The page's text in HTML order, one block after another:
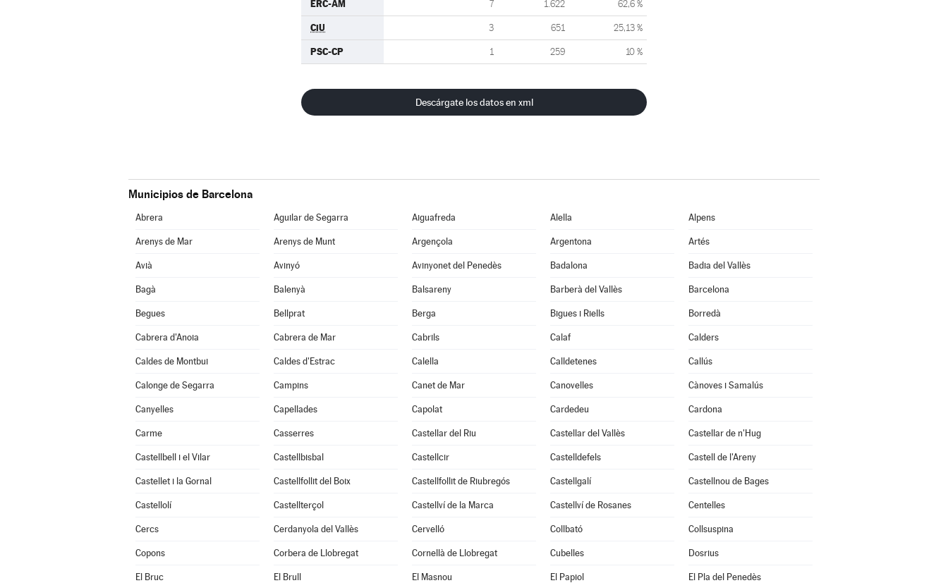
ERC-AM 7 1.622 62,6 %
CiU 3 651 25,13 %
PSC-CP 1 259 10 %
Descárgate los datos en xml
Municipios de Barcelona
Abrera Aguilar de Segarra Aiguafreda Alella Alpens
Arenys de Mar Arenys de Munt Argençola Argentona Artés
Avià Avinyó Avinyonet del Penedès Badalona Badia del Vallès
Bagà Balenyà Balsareny Barberà del Vallès Barcelona
Begues Bellprat Berga Bigues i Riells Borredà
Cabrera d'Anoia Cabrera de Mar Cabrils Calaf Calders
Caldes de Montbui Caldes d'Estrac Calella Calldetenes Callús
Calonge de Segarra Campins Canet de Mar Canovelles Cànoves i Samalús
Canyelles Capellades Capolat Cardedeu Cardona
Carme Casserres Castellar del Riu Castellar del Vallès Castellar de n'Hug
Castellbell i el Vilar Castellbisbal Castellcir Castelldefels Castell de l'Areny
Castellet i la Gornal Castellfollit del Boix Castellfollit de Riubregós Castellgalí Castellnou de Bages
Castellolí Castellterçol Castellví de la Marca Castellví de Rosanes Centelles
Cercs Cerdanyola del Vallès Cervelló Collbató Collsuspina
Copons Corbera de Llobregat Cornellà de Llobregat Cubelles Dosrius
El Bruc El Brull El Masnou El Papiol El Pla del Penedès